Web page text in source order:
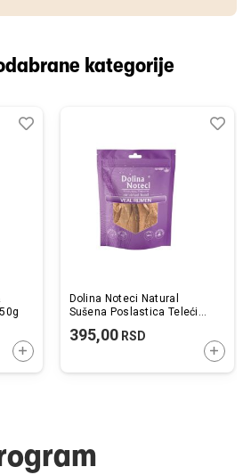
kategorije
DODAJTE U KORPU
Dodaj
Uporedi
Dolina Noteci Natural
Sušena Poslastica Teleći
395,00RSD